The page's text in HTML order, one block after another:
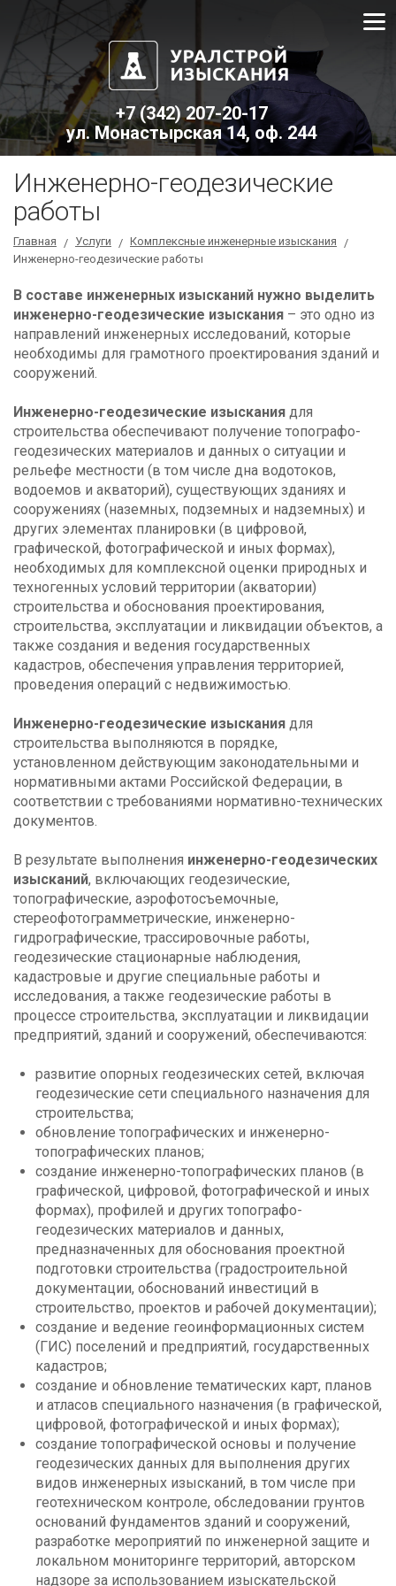
+7 (342) 207-20-17
ул. Монастырская 14, оф. 244
Инженерно-геодезические
работы
Главная / Услуги / Комплексные инженерные изыскания /
Инженерно-геодезические работы
В составе инженерных изысканий нужно выделить
инженерно-геодезические изыскания – это одно из
направлений инженерных исследований, которые
необходимы для грамотного проектирования зданий и
сооружений.
Инженерно-геодезические изыскания для
строительства обеспечивают получение топографо-
геодезических материалов и данных о ситуации и
рельефе местности (в том числе дна водотоков,
водоемов и акваторий), существующих зданиях и
сооружениях (наземных, подземных и надземных) и
других элементах планировки (в цифровой,
графической, фотографической и иных формах),
необходимых для комплексной оценки природных и
техногенных условий территории (акватории)
строительства и обоснования проектирования,
строительства, эксплуатации и ликвидации объектов, а
также создания и ведения государственных
кадастров, обеспечения управления территорией,
проведения операций с недвижимостью.
Инженерно-геодезические изыскания для
строительства выполняются в порядке,
установленном действующим законодательными и
нормативными актами Российской Федерации, в
соответствии с требованиями нормативно-технических
документов.
В результате выполнения инженерно-геодезических
изысканий, включающих геодезические,
топографические, аэрофотосъемочные,
стереофотограмметрические, инженерно-
гидрографические, трассировочные работы,
геодезические стационарные наблюдения,
кадастровые и другие специальные работы и
исследования, а также геодезические работы в
процессе строительства, эксплуатации и ликвидации
предприятий, зданий и сооружений, обеспечиваются:
развитие опорных геодезических сетей, включая
геодезические сети специального назначения для
строительства;
обновление топографических и инженерно-
топографических планов;
создание инженерно-топографических планов (в
графической, цифровой, фотографической и иных
формах), профилей и других топографо-
геодезических материалов и данных,
предназначенных для обоснования проектной
подготовки строительства (градостроительной
документации, обоснований инвестиций в
строительство, проектов и рабочей документации);
создание и ведение геоинформационных систем
(ГИС) поселений и предприятий, государственных
кадастров;
создание и обновление тематических карт, планов
и атласов специального назначения (в графической,
цифровой, фотографической и иных формах);
создание топографической основы и получение
геодезических данных для выполнения других
видов инженерных изысканий, в том числе при
геотехническом контроле, обследовании грунтов
оснований фундаментов зданий и сооружений,
разработке мероприятий по инженерной защите и
локальном мониторинге территорий, авторском
надзоре за использованием изыскательской